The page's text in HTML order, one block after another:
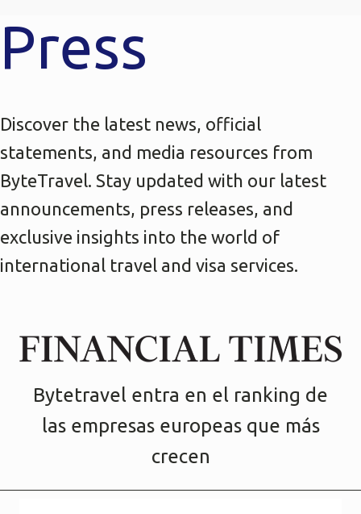
Press
Discover the latest news, official
statements, and media resources from
ByteTravel. Stay updated with our latest
announcements, press releases, and
exclusive insights into the world of
international travel and visa services.
Bytetravel entra en el ranking de
las empresas europeas que más
crecen